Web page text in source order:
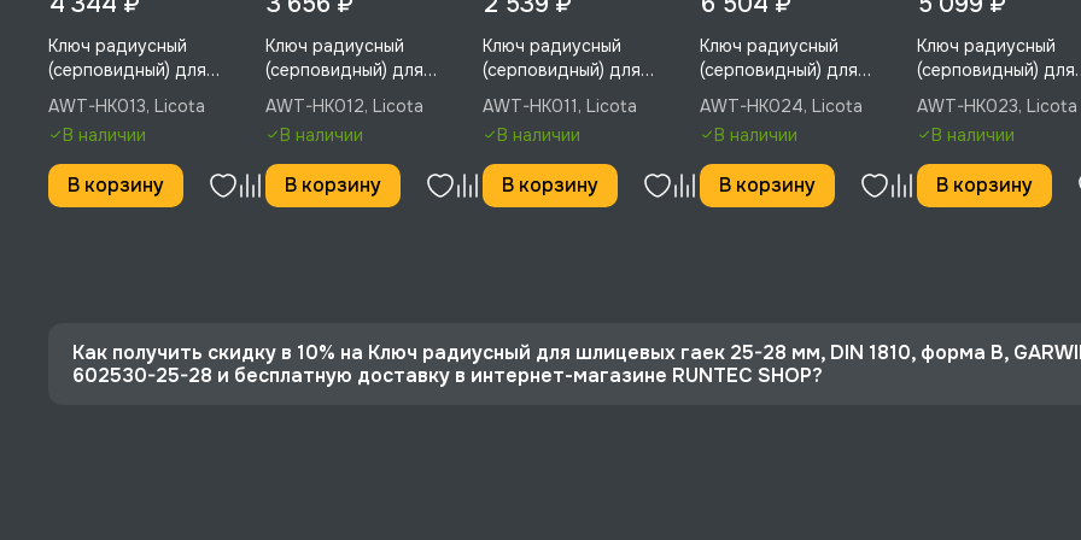
Ключ радиусный
(серповидный) для
шлицевых гаек,
шарнирный, 2" - 4-3/4",
Licota, AWT-HK013
AWT-HK013, Licota
В наличии
В корзину
Ключ радиусный
(серповидный) для
шлицевых гаек,
шарнирный, 1-1/4" - 3",
Licota, AWT-HK012
AWT-HK012, Licota
В наличии
В корзину
Ключ радиусный
(серповидный) для
шлицевых гаек,
шарнирный, 3/4" - 2",
Licota, AWT-HK011
AWT-HK011, Licota
В наличии
В корзину
Ключ радиусный
(серповидный) для
шлицевых гаек,
шарнирный, 4-1/2" - 6-
1/4", Licota, AWT-HK024
AWT-HK024, Licota
В наличии
В корзину
Ключ радиусный
(серповидный) для
шлицевых гаек,
шарнирный, 2" - 4-
Licota, AWT-HK023
AWT-HK023, Licota
В наличии
В корзину
Как получить скидку в 10% на Ключ радиусный для шлицевых гаек 25-28 мм, DIN 1810, форма B,
602530-25-28 и бесплатную доставку в интернет-магазине RUNTEC SHOP?